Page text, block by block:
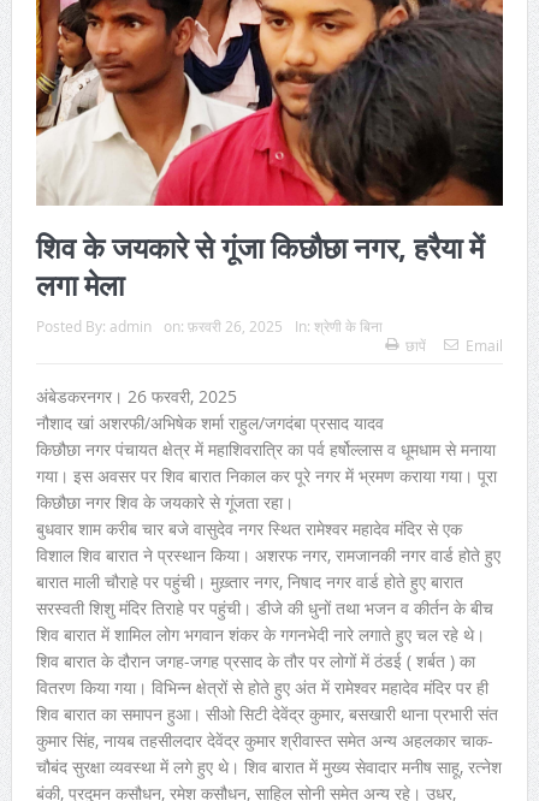
शिव के जयकारे से गूंजा किछौछा नगर, हरैया में
लगा मेला
Posted By: admin on: फ़रवरी 26, 2025 In: श्रेणी के बिना
छापें
Email
अंबेडकरनगर। 26 फरवरी, 2025
नौशाद खां अशरफी/अभिषेक शर्मा राहुल/जगदंबा प्रसाद यादव
किछौछा नगर पंचायत क्षेत्र में महाशिवरात्रि का पर्व हर्षोल्लास व धूमधाम से मनाया
गया। इस अवसर पर शिव बारात निकाल कर पूरे नगर में भ्रमण कराया गया। पूरा
किछौछा नगर शिव के जयकारे से गूंजता रहा।
बुधवार शाम करीब चार बजे वासुदेव नगर स्थित रामेश्वर महादेव मंदिर से एक
विशाल शिव बारात ने प्रस्थान किया। अशरफ नगर, रामजानकी नगर वार्ड होते हुए
बारात माली चौराहे पर पहुंची। मुख़्तार नगर, निषाद नगर वार्ड होते हुए बारात
सरस्वती शिशु मंदिर तिराहे पर पहुंची। डीजे की धुनों तथा भजन व कीर्तन के बीच
शिव बारात में शामिल लोग भगवान शंकर के गगनभेदी नारे लगाते हुए चल रहे थे।
शिव बारात के दौरान जगह-जगह प्रसाद के तौर पर लोगों में ठंडई ( शर्बत ) का
वितरण किया गया। विभिन्न क्षेत्रों से होते हुए अंत में रामेश्वर महादेव मंदिर पर ही
शिव बारात का समापन हुआ। सीओ सिटी देवेंद्र कुमार, बसखारी थाना प्रभारी संत
कुमार सिंह, नायब तहसीलदार देवेंद्र कुमार श्रीवास्त समेत अन्य अहलकार चाक-
चौबंद सुरक्षा व्यवस्था में लगे हुए थे। शिव बारात में मुख्य सेवादार मनीष साहू, रत्नेश
बंकी, प्रदुमन कसौधन, रमेश कसौधन, साहिल सोनी समेत अन्य रहे। उधर,